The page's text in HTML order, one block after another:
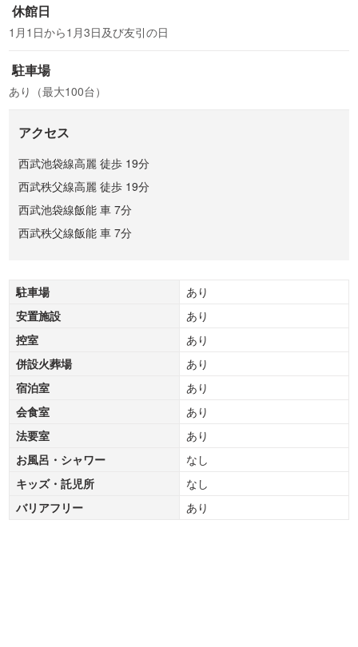
休館日
1月1日から1月3日及び友引の日
駐車場
あり（最大100台）
アクセス
西武池袋線高麗 徒歩 19分
西武秩父線高麗 徒歩 19分
西武池袋線飯能 車 7分
西武秩父線飯能 車 7分
駐車場
あり
安置施設
あり
控室
あり
併設火葬場
あり
宿泊室
あり
会食室
あり
法要室
あり
お風呂・シャワー
なし
キッズ・託児所
なし
バリアフリー
あり